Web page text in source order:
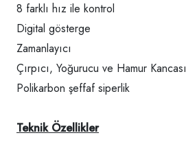
8 farklı hız ile kontrol
Digital gösterge
Zamanlayıcı
Çırpıcı, Yoğurucu ve Hamur Kancası
Polikarbon şeffaf siperlik
Teknik Özellikler